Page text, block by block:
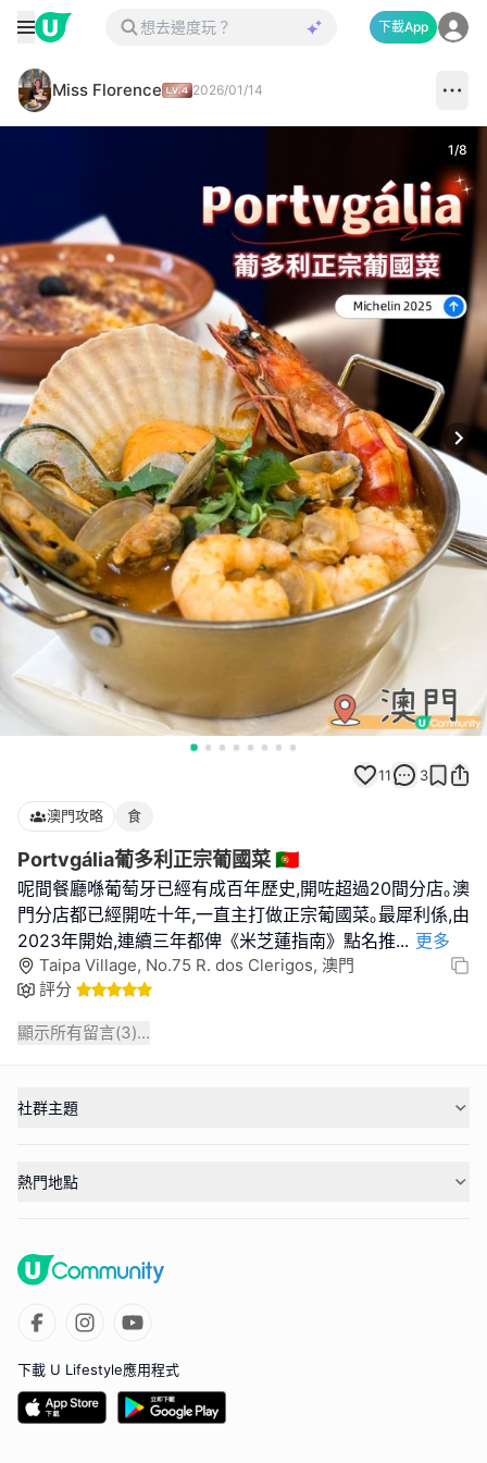
下載App
Miss Florence 2026/01/14
1/8
11 3
澳門攻略 食
Portvgália葡多利正宗葡國菜 🇵🇹
呢間餐廳喺葡萄牙已經有成百年歷史,開咗超過20間分店｡澳
門分店都已經開咗十年,一直主打做正宗葡國菜｡最犀利係,由
2023年開始,連續三年都俾《米芝蓮指南》點名推... 更多
Taipa Village, No.75 R. dos Clerigos, 澳門
評分
顯示所有留言(3)...
社群主題
熱門地點
下載 U Lifestyle應用程式